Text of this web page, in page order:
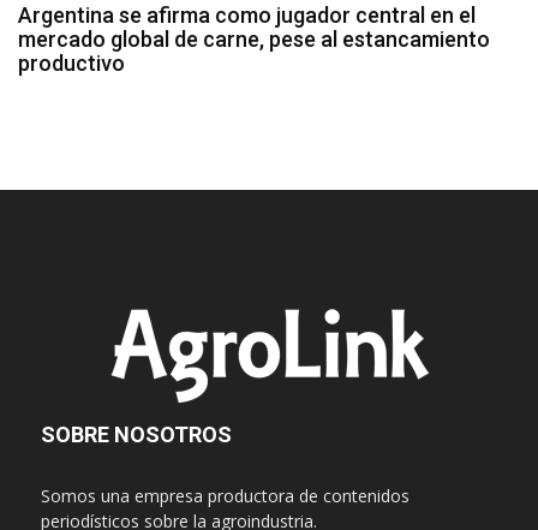
Argentina se afirma como jugador central en el
mercado global de carne, pese al estancamiento
productivo
SOBRE NOSOTROS
Somos una empresa productora de contenidos
periodísticos sobre la agroindustria.